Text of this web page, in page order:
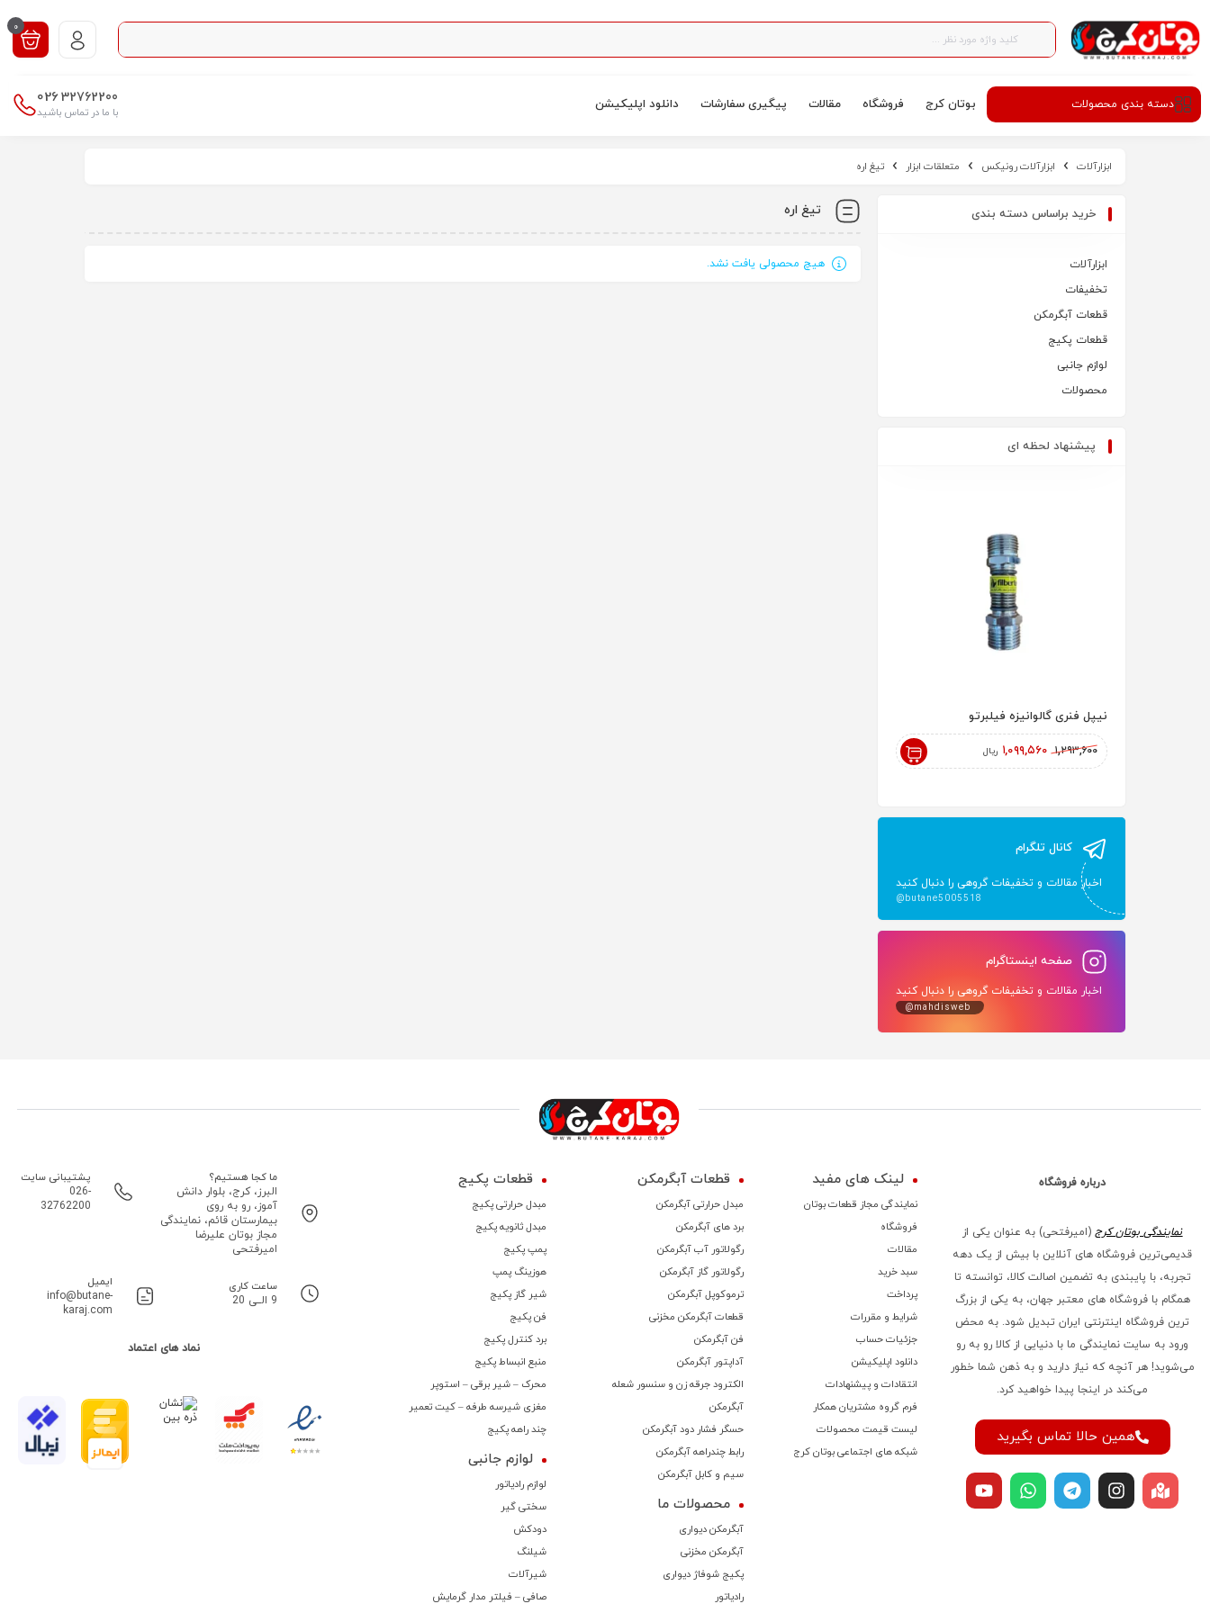
0
دسته‌ بندی محصولات بوتان کرج فروشگاه مقالات پیگیری سفارشات دانلود اپلیکیشن 32762200
026
با ما در تماس باشید
ابزارآلات ابزارآلات رونیکس متعلقات ابزار تیغ اره
تیغ اره
هیچ محصولی یافت نشد.
خرید براساس دسته بندی
ابزارآلات
تخفیفات
قطعات آبگرمکن
قطعات پکیج
لوازم جانبی
محصولات
پیشنهاد لحظه ای
نیپل فنری گالوانیزه فیلبرتو
۱,۲۹۳,۶۰۰ ۱,۰۹۹,۵۶۰ ریال
کانال تلگرام
اخبار مقالات و تخفیفات گروهی را دنبال کنید
@butane5005518
صفحه اینستاگرام
اخبار مقالات و تخفیفات گروهی را دنبال کنید
@mahdisweb
درباره فروشگاه
نمایندگی بوتان کرج(امیرفتحی) به عنوان یکی از
قدیمی‌ترین فروشگاه های آنلاین با بیش از یک دهه
تجربه، با پایبندی به تضمین اصالت کالا، توانسته تا
همگام با فروشگاه‌ های معتبر جهان، به یکی از بزرگ‌
ترین فروشگاه اینترنتی ایران تبدیل شود. به محض
ورود به سایت نمایندگی ما با دنیایی از کالا رو به رو
می‌شوید! هر آنچه که نیاز دارید و به ذهن شما خطور
می‌کند در اینجا پیدا خواهید کرد.
همین حالا تماس بگیرید
لینک های مفید
نمایندگی مجاز قطعات بوتان
فروشگاه
مقالات
سبد خرید
پرداخت
شرایط و مقررات
جزئیات حساب
دانلود اپلیکیشن
انتقادات و پیشنهادات
فرم گروه مشتریان همکار
لیست قیمت محصولات
شبکه های اجتماعی بوتان کرج
قطعات آبگرمکن
مبدل حرارتی آبگرمکن
برد های آبگرمکن
رگولاتور آب آبگرمکن
رگولاتور گاز آبگرمکن
ترموكوپل آبگرمکن
قطعات آبگرمکن مخزنی
فن آبگرمکن
آداپتور آبگرمکن
الکترود جرقه زن و سنسور شعله
آبگرمکن
حسگر فشار دود آبگرمکن
رابط چندراهه آبگرمکن
سیم و کابل آبگرمکن
محصولات ما
آبگرمکن دیواری
آبگرمکن مخزنی
پکیج شوفاژ دیواری
رادیاتور
قطعات پکیج
مبدل حرارتی پکیج
مبدل ثانویه پکیج
پمپ پکیج
هوزینگ پمپ
شیر گاز پکیج
فن پکیج
برد کنترل پکیج
منبع انبساط پکیج
محرک – شیر برقی – استوپر
مغزی شیرسه طرفه – کیت تعمیر
چند راهه پکیج
لوازم جانبی
لوازم رادیاتور
سختی گیر
دودکش
شیلنگ
شیرآلات
صافی – فیلتر مدار گرمایش
ما کجا هستیم؟
البرز، کرج، بلوار دانش
آموز، رو به روی
بیمارستان قائم، نمایندگی
مجاز بوتان علیرضا
امیرفتحی
پشتیبانی سایت
026-
32762200
ساعت کاری
9 الــی 20
ایمیل
info@butane-
karaj.com
نماد های اعتماد